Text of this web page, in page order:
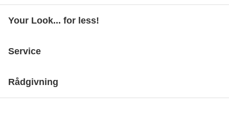
Your Look... for less!
Service
Rådgivning